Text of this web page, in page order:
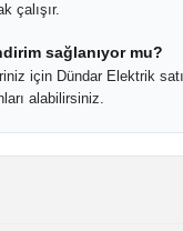
çalışır.
sağlanıyor mu?
için Dündar Elektrik
alabilirsiniz.